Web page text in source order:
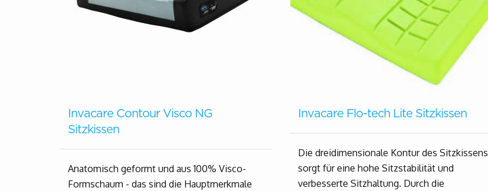
Invacare Contour Visco NG
Sitzkissen
Anatomisch geformt und aus 100% Visco-
Formschaum - das sind die Hauptmerkmale
Invacare Flo-tech Lite Sitzkissen
Die dreidimensionale Kontur des Sitzkissens
sorgt für eine hohe Sitzstabilität und
verbesserte Sitzhaltung. Durch die